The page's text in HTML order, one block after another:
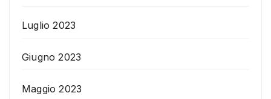
Luglio 2023
Giugno 2023
Maggio 2023